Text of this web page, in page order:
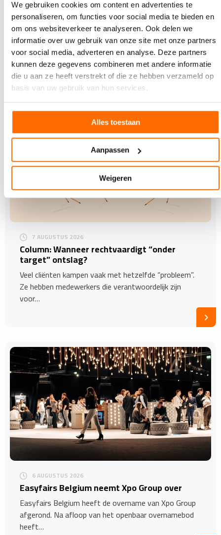
We gebruiken cookies om content en advertenties te
personaliseren, om functies voor social media te bieden en
om ons websiteverkeer te analyseren. Ook delen we
informatie over uw gebruik van onze site met onze partners
voor social media, adverteren en analyse. Deze partners
kunnen deze gegevens combineren met andere informatie
die u aan ze heeft verstrekt of die ze hebben verzameld op
basis van uw gebruik van hun services.
Alles toestaan
Aanpassen
Weigeren
7 AUGUSTUS 2026
Holbox viert 50-jarig jubileum
Holbox bestaat dit jaar 50 jaar. Dat werd eind mei
gevierd tijdens een feestelijke open dag in het
nieuwe…
7 AUGUSTUS 2026
Column: Wanneer rechtvaardigt “onder
target” ontslag?
Veel cliënten kampen vaak met hetzelfde “probleem”.
Ze hebben medewerkers die verantwoordelijk zijn
voor…
6 AUGUSTUS 2026
Easyfairs Belgium neemt Xpo Group over
Easyfairs Belgium heeft de overname van Xpo Group
afgerond. Na afloop van het openbaar overnamebod
heeft…